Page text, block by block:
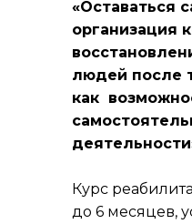
«Оставаться
организация
людей после
как
Курс
до 6 месяцев,